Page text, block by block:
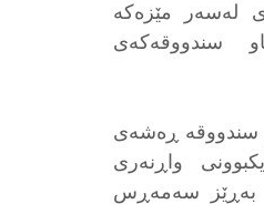
لەسەر مێزەکە
سندووقەکەی
سندووقە ڕەشەی
واڕنەری
بەڕێز سەمەڕس